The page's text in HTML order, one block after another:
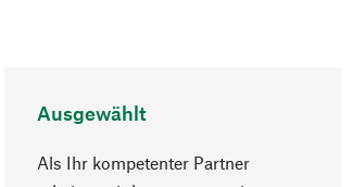
Ausgewählt
Als Ihr kompetenter Partner